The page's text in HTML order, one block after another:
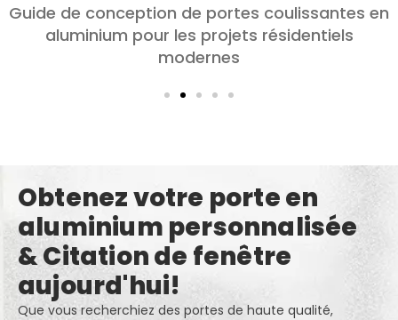
Choisir des portes en aluminium pour les
chambres et les salons: Confort, Style, et
confidentialité
Obtenez votre porte en
aluminium personnalisée
& Citation de fenêtre
aujourd'hui!
Que vous recherchiez des portes de haute qualité,